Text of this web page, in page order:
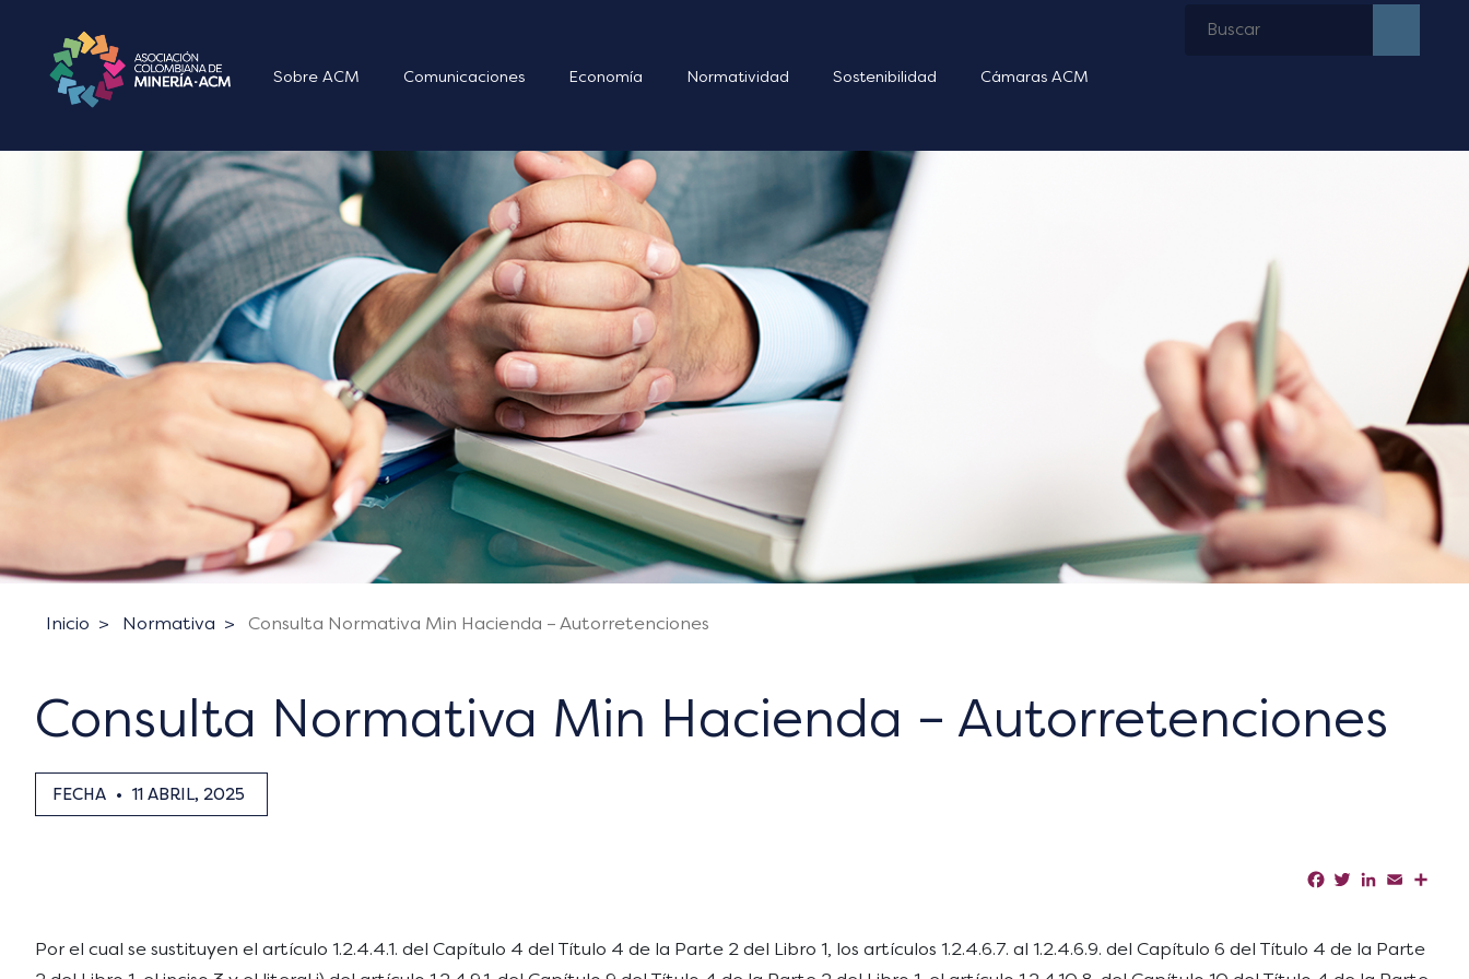
Sobre ACM Comunicaciones Economía Normatividad Sostenibilidad Cámaras ACM
Inicio Normativa Consulta Normativa Min Hacienda – Autorretenciones
Consulta Normativa Min Hacienda – Autorretenciones
FECHA • 11 ABRIL, 2025
Facebook
TwitterLinkedIn
Email
Por el cual se sustituyen el artículo 1.2.4.4.1. del Capítulo 4 del Título 4 de la Parte 2 del Libro 1, los artículos 1.2.4.6.7. al 1.2.4.6.9. del Capítulo 6 del Título 4 de la Parte